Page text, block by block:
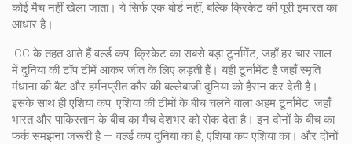
कोई मैच नहीं खेला जाता। ये सिर्फ एक बोर्ड नहीं, बल्कि क्रिकेट की पूरी इमारत का
आधार है।
ICC के तहत आते हैंवर्ल्ड कप, क्रिकेट का सबसे बड़ा टूर्नामेंट, जहाँ हर चार साल
में दुनिया की टॉप टीमें आकर जीत के लिए लड़ती हैं। यही टूर्नामेंट है जहाँ स्मृति
मंधाना की बैट और हर्मनप्रीत कौर की बल्लेबाजी दुनिया को हैरान कर देती है।
इसके साथ हीएशिया कप, एशिया की टीमों के बीच चलने वाला अहम टूर्नामेंट, जहाँ
भारत और पाकिस्तान के बीच का मैच देशभर को रोक देता है। इन दोनों के बीच का
फर्क समझना जरूरी है — वर्ल्ड कप दुनिया का है, एशिया कप एशिया का। और दोनों